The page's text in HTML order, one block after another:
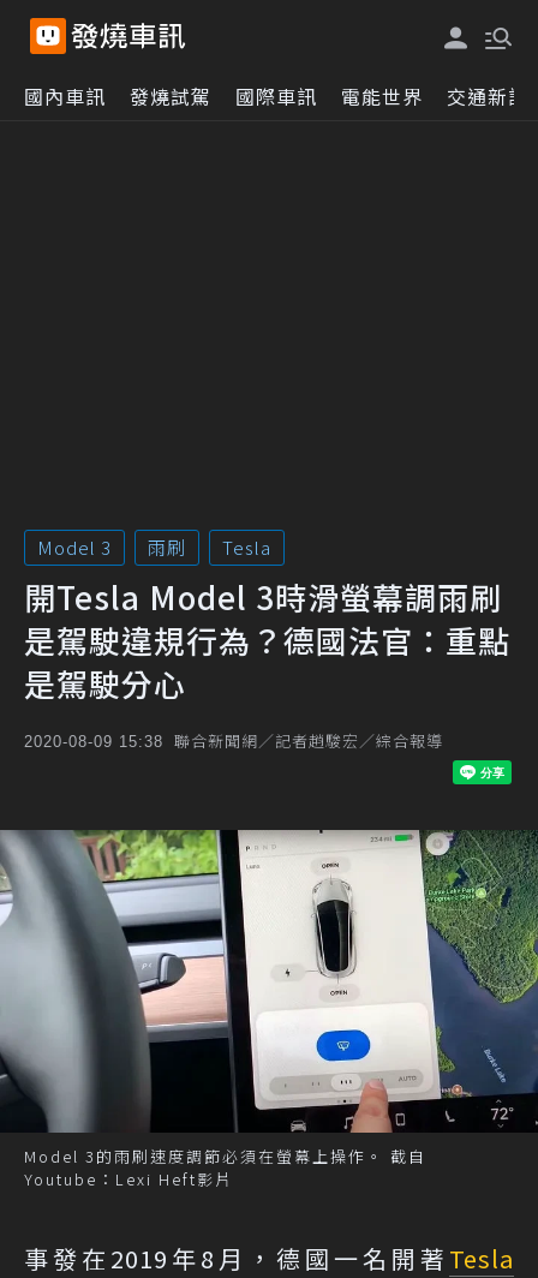
國內車訊 發燒試駕 國際車訊 電能世界 交通新訊
Model 3 雨刷 Tesla
開Tesla Model 3時滑螢幕調雨刷
是駕駛違規行為？德國法官：重點
是駕駛分心
2020-08-09 15:38 聯合新聞網／記者趙駿宏／綜合報導
Model 3的雨刷速度調節必須在螢幕上操作。 截自
Youtube：Lexi Heft影片
事發在2019年8月，德國一名開著 Tesla